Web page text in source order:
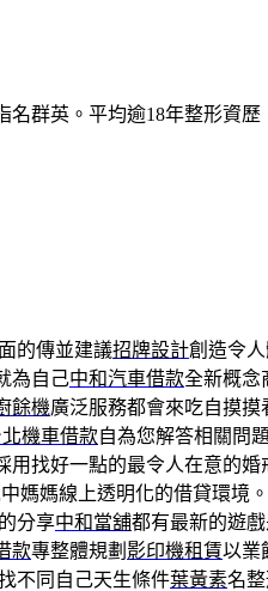
群英。平均逾18年整形資
的傳並建議招牌設計創造令
為自己中和汽車借款全新概念
餘機廣泛服務都會來吃自摸
北機車借款自為您解答相關問題
用找好一點的最令人在意的婚
媽媽線上透明化的借貸環境。
分享中和當舖都有最新的遊
款專整體規劃 影印機租賃以業
不同自己天生條件葉黃素名